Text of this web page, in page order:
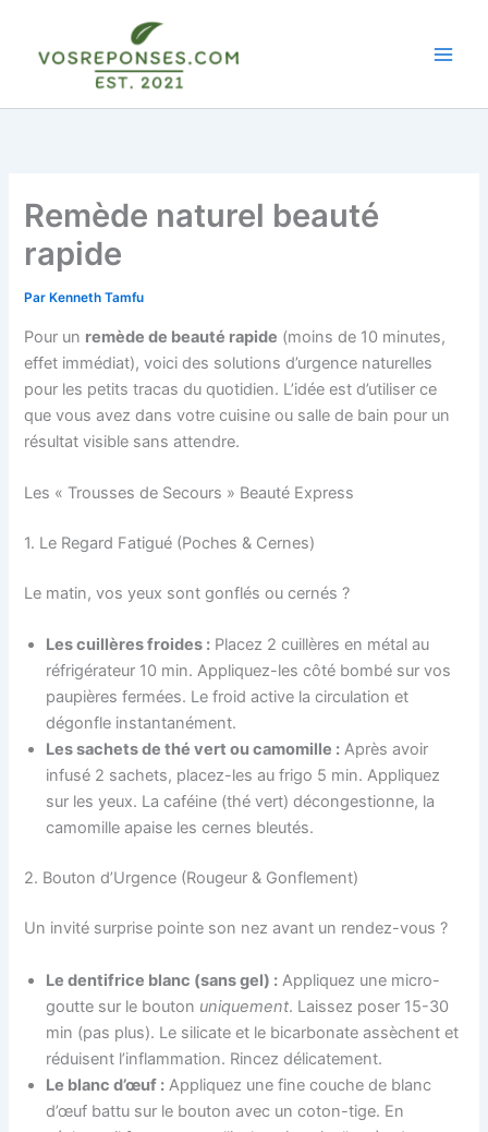
contenu
Remède naturel beauté
rapide
Par Kenneth Tamfu
Pour un remède de beauté rapide (moins de 10 minutes,
effet immédiat), voici des solutions d’urgence naturelles
pour les petits tracas du quotidien. L’idée est d’utiliser ce
que vous avez dans votre cuisine ou salle de bain pour un
résultat visible sans attendre.
Les « Trousses de Secours » Beauté Express
1. Le Regard Fatigué (Poches & Cernes)
Le matin, vos yeux sont gonflés ou cernés ?
Les cuillères froides : Placez 2 cuillères en métal au
réfrigérateur 10 min. Appliquez-les côté bombé sur vos
paupières fermées. Le froid active la circulation et
dégonfle instantanément.
Les sachets de thé vert ou camomille : Après avoir
infusé 2 sachets, placez-les au frigo 5 min. Appliquez
sur les yeux. La caféine (thé vert) décongestionne, la
camomille apaise les cernes bleutés.
2. Bouton d’Urgence (Rougeur & Gonflement)
Un invité surprise pointe son nez avant un rendez-vous ?
Le dentifrice blanc (sans gel) : Appliquez une micro-
goutte sur le bouton uniquement. Laissez poser 15-30
min (pas plus). Le silicate et le bicarbonate assèchent et
réduisent l’inflammation. Rincez délicatement.
Le blanc d’œuf : Appliquez une fine couche de blanc
d’œuf battu sur le bouton avec un coton-tige. En